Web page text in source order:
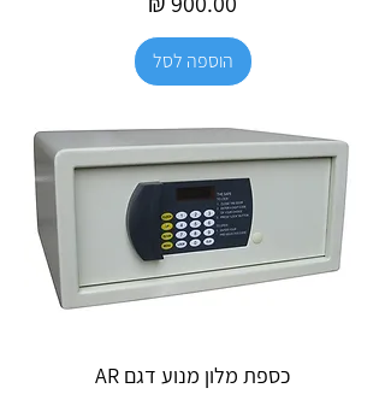
הוספה לסל
כספת מלון מנוע דגם AR